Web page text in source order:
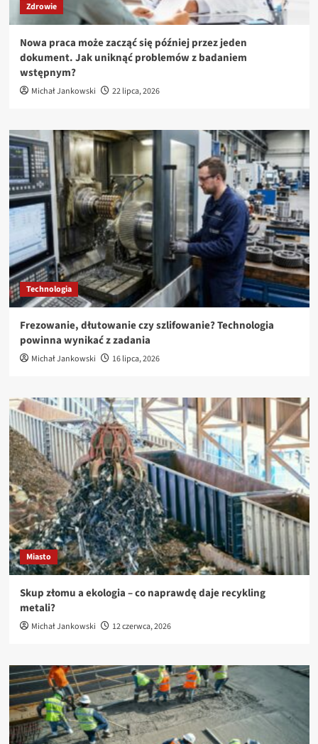
Zdrowie
Nowa praca może zacząć się później przez jeden
dokument. Jak uniknąć problemów z badaniem
wstępnym?
Michał Jankowski 22 lipca, 2026
Technologia
Frezowanie, dłutowanie czy szlifowanie? Technologia
powinna wynikać z zadania
Michał Jankowski 16 lipca, 2026
Miasto
Skup złomu a ekologia – co naprawdę daje recykling
metali?
Michał Jankowski 12 czerwca, 2026